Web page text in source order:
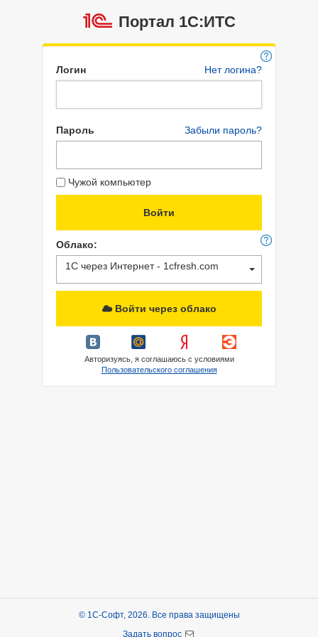
Портал 1C:ИТС
Логин Нет логина?
Пароль Забыли пароль?
Чужой компьютер
Облако:
1С через Интернет - 1cfresh.com
Войти через облако
Авторизуясь, я соглашаюсь с условиями
Пользовательского соглашения
© 1С-Софт, 2026. Все права защищены
Задать вопрос